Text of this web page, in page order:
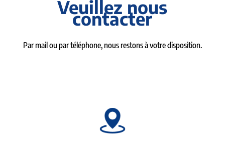
Veuillez nous
contacter
Par mail ou par téléphone, nous restons à votre disposition.